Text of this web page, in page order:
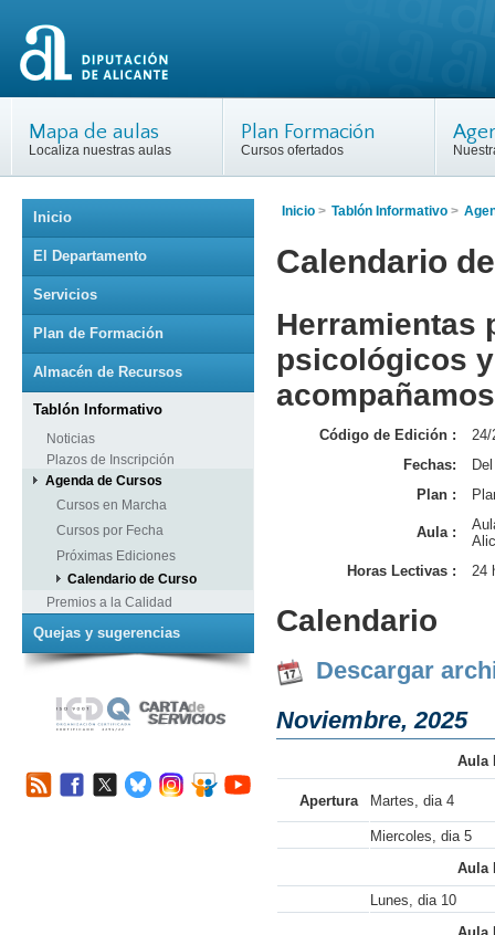
Mapa de aulas
Localiza nuestras aulas
Plan Formación
Cursos ofertados
Inicio > Tablón Informativo >
Calendario
Herramientas
psicológicos
Código de Edición :
Fechas:
Plan :
Aula :
Horas Lectivas :
24
Calendario
Descargar
Noviembre, 2025
Aula
Apertura Martes, dia 4
Miercoles, dia 5
Aula
Lunes, dia 10
Inicio
El Departamento
Servicios
Plan de Formación
Almacén de Recursos
Tablón Informativo
Noticias
Plazos de Inscripción
Agenda de Cursos
Cursos en Marcha
Cursos por Fecha
Próximas Ediciones
Calendario de Curso
Premios a la Calidad
Quejas y sugerencias